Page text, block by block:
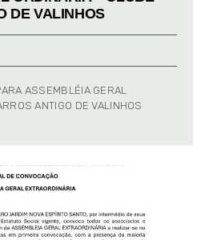
DE VALINHOS
ASSEMBLÉIA GERAL
ANTIGO DE VALINHOS